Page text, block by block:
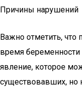
Причины нарушений
Важно отметить,
время беременности
явление, которое
существовавших, но